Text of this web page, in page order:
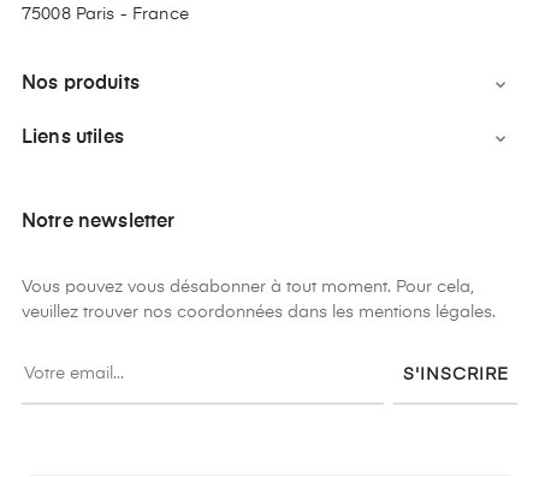
75008 Paris - France
Nos produits 
Liens utiles 
Notre newsletter
Vous pouvez vous désabonner à tout moment. Pour cela,
veuillez trouver nos coordonnées dans les mentions légales.
S'INSCRIRE